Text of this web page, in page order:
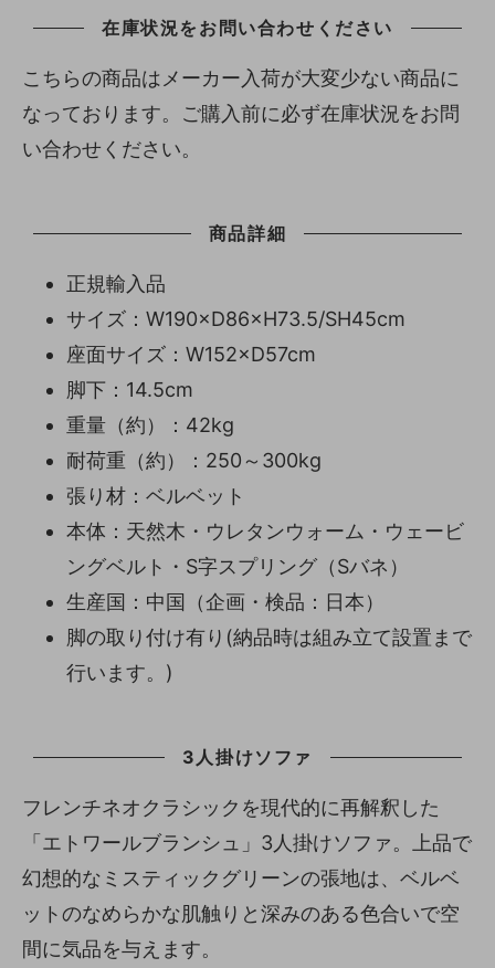
在庫状況をお問い合わせください
こちらの商品はメーカー入荷が大変少ない商品に
なっております。ご購入前に必ず在庫状況をお問
い合わせください。
商品詳細
正規輸入品
サイズ：W190×D86×H73.5/SH45cm
座面サイズ：W152×D57cm
脚下：14.5cm
重量（約）：42kg
耐荷重（約）：250～300kg
張り材：ベルベット
本体：天然木・ウレタンウォーム・ウェービ
ングベルト・S字スプリング（Sバネ）
生産国：中国（企画・検品：日本）
脚の取り付け有り(納品時は組み立て設置まで
行います。)
3人掛けソファ
フレンチネオクラシックを現代的に再解釈した
「エトワールブランシュ」3人掛けソファ。上品で
幻想的なミスティックグリーンの張地は、ベルベ
ットのなめらかな肌触りと深みのある色合いで空
間に気品を与えます。